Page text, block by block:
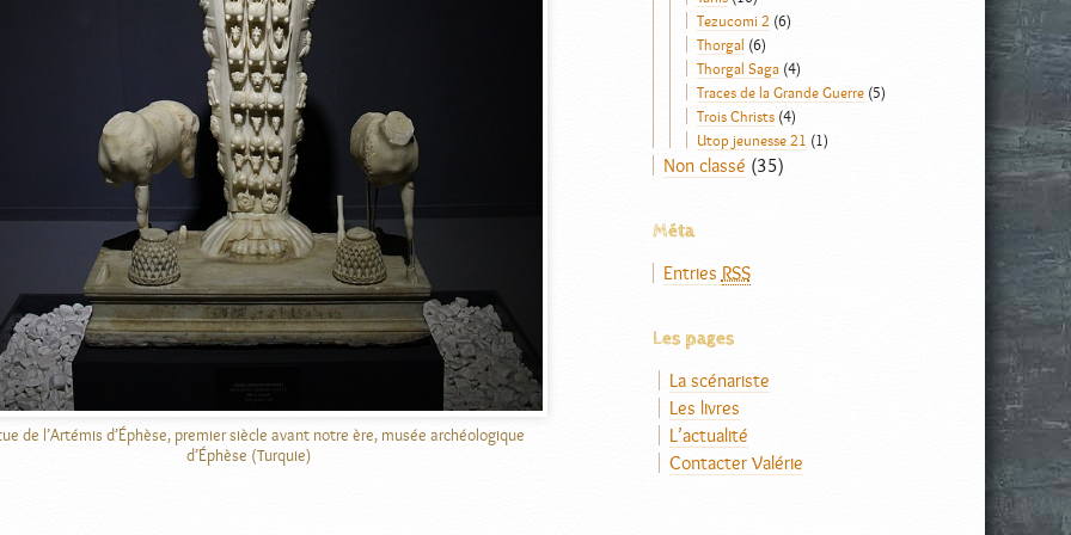
de l’Artémis d’Éphèse, premier siècle avant notre ère, musée archéologique
d’Éphèse (Turquie)
Tezucomi 2 (6)
Thorgal (6)
Thorgal Saga(4)
Traces de la Grande Guerre(5)
Trois Christs(4)
Utop jeunesse 21 (1)
Non classé (35)
Méta
Entries RSS
Les pages
La scénariste
Les livres
L’actualité
Contacter Valérie